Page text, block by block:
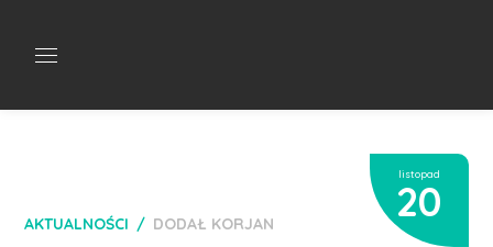
listopad
20
AKTUALNOŚCI DODAŁ KORJAN